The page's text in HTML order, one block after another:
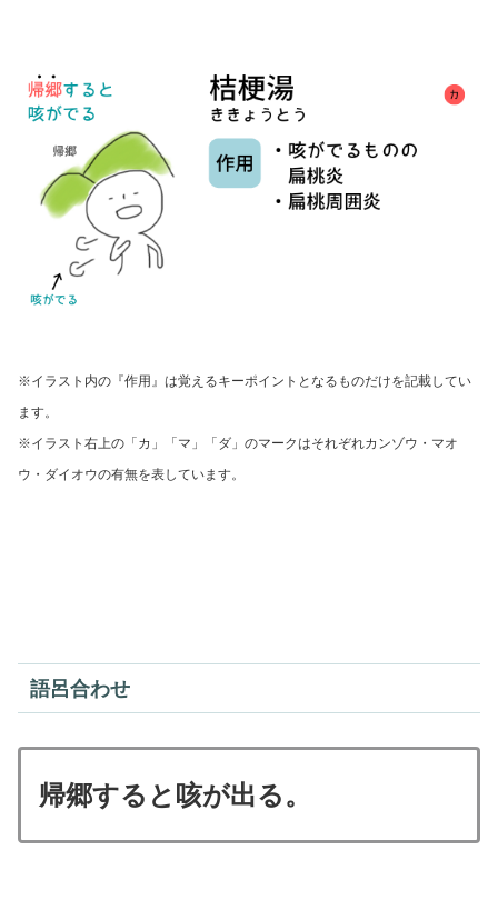
※イラスト内の『作用』は覚えるキーポイントとなるものだけを記載してい
ます。
※イラスト右上の「カ」「マ」「ダ」のマークはそれぞれカンゾウ・マオ
ウ・ダイオウの有無を表しています。
語呂合わせ
帰郷すると咳が出る。